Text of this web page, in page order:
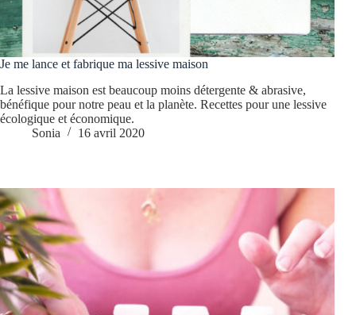
Je me lance et fabrique ma lessive maison
La lessive maison est beaucoup moins détergente & abrasive,
bénéfique pour notre peau et la planète. Recettes pour une lessive
écologique et économique.
Sonia
16 avril 2020